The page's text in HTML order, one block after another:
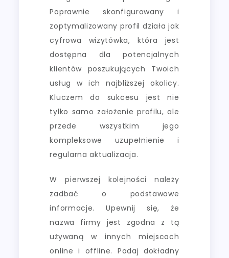
Poprawnie skonfigurowany i
zoptymalizowany profil działa jak
cyfrowa wizytówka, która jest
dostępna dla potencjalnych
klientów poszukujących Twoich
usług w ich najbliższej okolicy.
Kluczem do sukcesu jest nie
tylko samo założenie profilu, ale
przede wszystkim jego
kompleksowe uzupełnienie i
regularna aktualizacja.
W pierwszej kolejności należy
zadbać o podstawowe
informacje. Upewnij się, że
nazwa firmy jest zgodna z tą
używaną w innych miejscach
online i offline. Podaj dokładny